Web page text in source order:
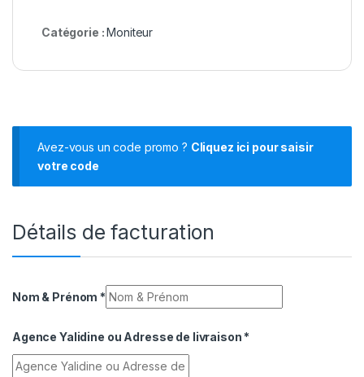
Catégorie :Moniteur
Avez-vous un code promo ? Cliquez ici pour saisir
votre code
Détails de facturation
Nom & Prénom *
Agence Yalidine ou Adresse de livraison *